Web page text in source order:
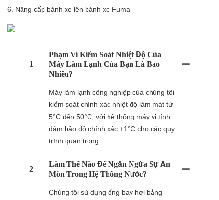
6. Nâng cấp bánh xe lên bánh xe Fuma
1
Phạm Vi Kiểm Soát Nhiệt Độ Của
Máy Làm Lạnh Của Bạn Là Bao
Nhiêu?
Máy làm lạnh công nghiệp của chúng tôi
kiểm soát chính xác nhiệt độ làm mát từ
5°C đến 50°C, với hệ thống máy vi tính
đảm bảo độ chính xác ±1°C cho các quy
trình quan trọng.
2
Làm Thế Nào Để Ngăn Ngừa Sự Ăn
Mòn Trong Hệ Thống Nước?
Chúng tôi sử dụng ống bay hơi bằng